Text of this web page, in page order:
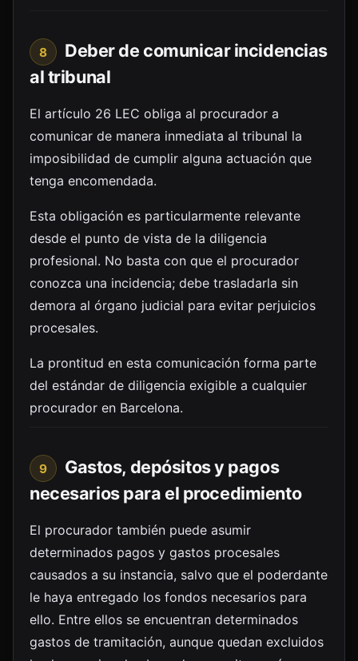
8
Deber de comunicar incidencias
al tribunal
El artículo 26 LEC obliga al procurador a
comunicar de manera inmediata al tribunal la
imposibilidad de cumplir alguna actuación que
tenga encomendada.
Esta obligación es particularmente relevante
desde el punto de vista de la diligencia
profesional. No basta con que el procurador
conozca una incidencia; debe trasladarla sin
demora al órgano judicial para evitar perjuicios
procesales.
La prontitud en esta comunicación forma parte
del estándar de diligencia exigible a cualquier
procurador en Barcelona.
9
Gastos, depósitos y pagos
necesarios para el procedimiento
El procurador también puede asumir
determinados pagos y gastos procesales
causados a su instancia, salvo que el poderdante
le haya entregado los fondos necesarios para
ello. Entre ellos se encuentran determinados
gastos de tramitación, aunque quedan excluidos